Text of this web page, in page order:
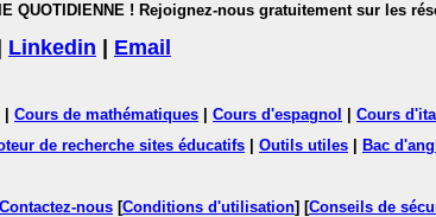
QUOTIDIENNE ! Rejoignez-nous gratuitement sur les
Linkedin Email
Cours de mathématiques Cours d'espagnol Cours
de recherche sites éducatifs Outils utiles Bac
nous [Conditions d'utilisation] [Conseils de